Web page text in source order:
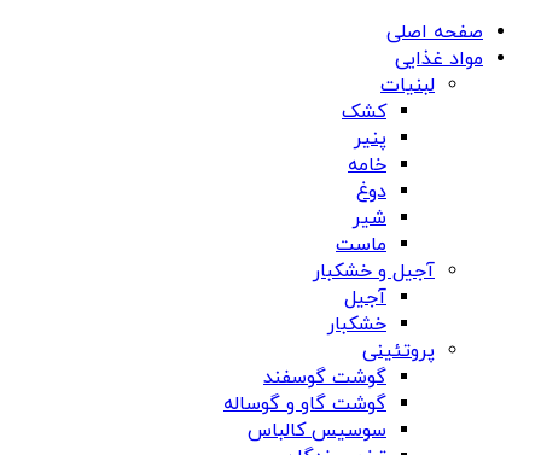
صفحه اصلی
مواد غذایی
لبنیات
کشک
پنیر
خامه
دوغ
شیر
ماست
آجیل و خشکبار
آجیل
خشکبار
پروتئینی
گوشت گوسفند
گوشت گاو و گوساله
سوسیس کالباس